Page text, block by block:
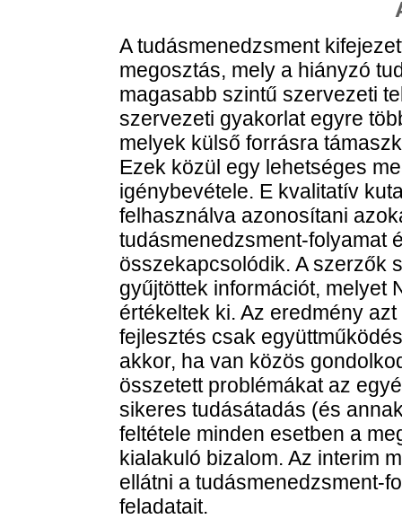
A tudásmenedzsment
megosztás, mely a hiányzó
magasabb szintű szervezeti
szervezeti gyakorlat egyre
melyek külső forrásra
Ezek közül egy lehetséges
igénybevétele. E kvalitatív
felhasználva azonosítani
tudásmenedzsment-folyamat
összekapcsolódik. A szerzők
gyűjtöttek információt, melyet
értékeltek ki. Az eredmény
fejlesztés csak
akkor, ha van közös
összetett problémákat az
sikeres tudásátadás (és
feltétele minden esetben a
kialakuló bizalom. Az interim
ellátni a tudásmenedzsment-
feladatait.